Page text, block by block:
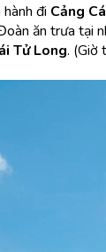
đi Cảng
ăn trưa tại
Tử Long. (Giờ